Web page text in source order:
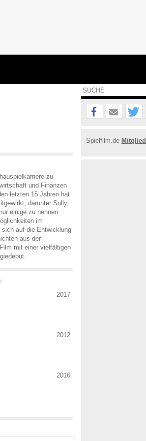
zu
und Finanzen
letzten 15 Jahren hat
darunter Sully,
einige zu nennen.
im
sich auf die Entwicklung
aus der
mit einer vielfältigen
2017
2012
2016
Spielfilm.de-